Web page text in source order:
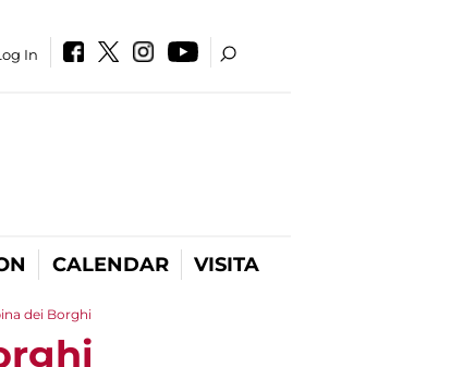
In
CALENDAR VISITA
dei Borghi